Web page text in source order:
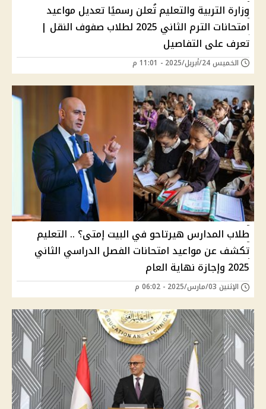
وزارة التربية والتعليم تُعلن رسميًا تعديل مواعيد
امتحانات الترم الثاني 2025 لطلاب صفوف النقل |
تعرف على التفاصيل
الخميس 24/أبريل/2025 - 11:01 م
طلاب المدارس هيرتاحو في البيت إمتى؟ .. التعليم
تكشف عن مواعيد امتحانات الفصل الدراسي الثاني
2025 وإجازة نهاية العام
الإثنين 03/مارس/2025 - 06:02 م